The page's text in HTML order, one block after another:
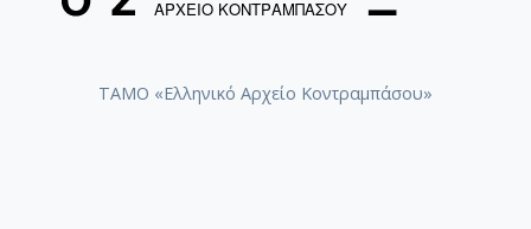
ΤΑΜΟ «Ελληνικό Αρχείο Κοντραμπάσου»